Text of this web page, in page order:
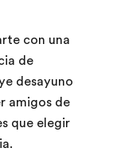
con una
de
desayuno
amigos de
que elegir